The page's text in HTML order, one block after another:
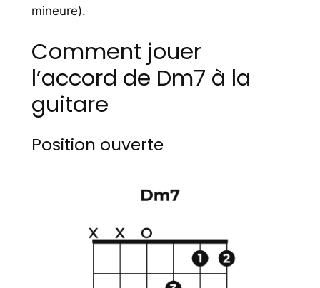
mineure).
Comment jouer
l’accord de Dm7 à la
guitare
Position ouverte